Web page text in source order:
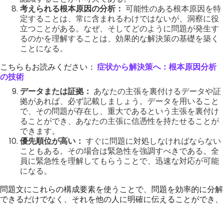
考えられる根本原因の分析： 可能性のある根本原因を特
定することは、常に含まれるわけではないが、洞察に役
立つことがある。なぜ、そしてどのように問題が発生す
るのかを理解することは、効果的な解決策の基礎を築く
ことになる。
こちらもお読みください： 症状から解決策へ：根本原因分析
の技術
データまたは証拠： あなたの主張を裏付けるデータや証
拠があれば、必ず記載しましょう。データを用いること
で、その問題が存在し、重大であるという主張を裏付け
ることができ、あなたの主張に信憑性を持たせることが
できます。
優先順位が高い： すぐに問題に対処しなければならない
こともある。その場合は緊急性を強調すべきである。全
員に緊急性を理解してもらうことで、迅速な対応が可能
になる。
問題文にこれらの構成要素を使うことで、問題を効率的に分解
できるだけでなく、それを他の人に明確に伝えることができ、